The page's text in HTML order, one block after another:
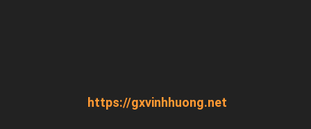
https://gxvinhhuong.net